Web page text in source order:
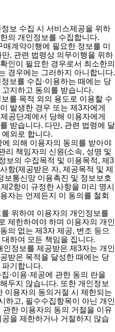
정보 수집 시 서비스제공을 위하
의 개인정보를 수집합니다.
매계약이행에 필요한 정보를 미
, 관련 법령상 의무이행을 위하
인이 필요한 경우로서 최소한의
경우에는 그러하지 아니합니다.
보를 수집·이용하는 때에는 당
지하고 동의를 받습니다.
보를 목적 외의 용도로 이용할 수
발생한 경우 또는 제3자에게
공단계에서 당해 이용자에게
받습니다. 다만, 관련 법령에 달
외로 합니다.
에 의해 이용자의 동의를 받아야
리 책임자의 신원(소속, 성명 및
보의 수집목적 및 이용목적, 제3
항(제공받은 자, 제공목적 및 제
보통신망 이용촉진 및 정보보호
2항이 규정한 사항을 미리 명시
자는 언제든지 이 동의를 철회
를 위하여 이용자의 개인정보를
제한하여야 하며 이용자의 개인
의 없는 제3자 제공, 변조 등으
하여 모든 책임을 집니다.
인정보를 제공받은 제3자는 개인
받은 목적을 달성한 때에는 당
기합니다.
·이용·제공에 관한 동의 란을
두지 않습니다. 또한 개인정보
이용자의 동의거절 시 제한되는
하고, 필수수집항목이 아닌 개인
관한 이용자의 동의 거절을 이유
을 제한하거나 거절하지 않습